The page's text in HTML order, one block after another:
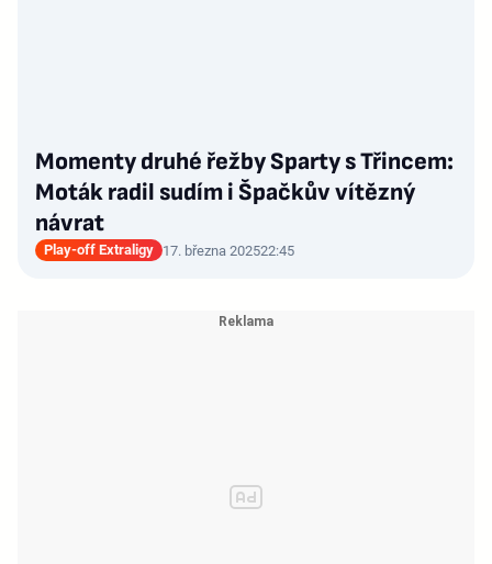
Momenty druhé řežby Sparty s Třincem:
Moták radil sudím i Špačkův vítězný
návrat
Play-off Extraligy 17. března 202522:45